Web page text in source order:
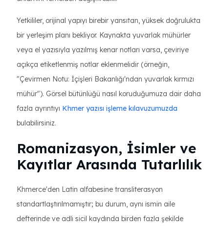
Yetkililer, orijinal yapıyı birebir yansıtan, yüksek doğrulukta
bir yerleşim planı bekliyor. Kaynakta yuvarlak mühürler
veya el yazısıyla yazılmış kenar notları varsa, çeviriye
açıkça etiketlenmiş notlar eklenmelidir (örneğin,
"Çevirmen Notu: İçişleri Bakanlığı'ndan yuvarlak kırmızı
mühür"). Görsel bütünlüğü nasıl koruduğumuza dair daha
fazla ayrıntıyı Khmer yazısı işleme kılavuzumuzda
bulabilirsiniz.
Romanizasyon, İsimler ve
Kayıtlar Arasında Tutarlılık
Khmerce'den Latin alfabesine transliterasyon
standartlaştırılmamıştır; bu durum, aynı ismin aile
defterinde ve adli sicil kaydında birden fazla şekilde